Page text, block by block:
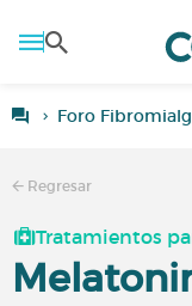
Foro
Regresar
Tratamientos